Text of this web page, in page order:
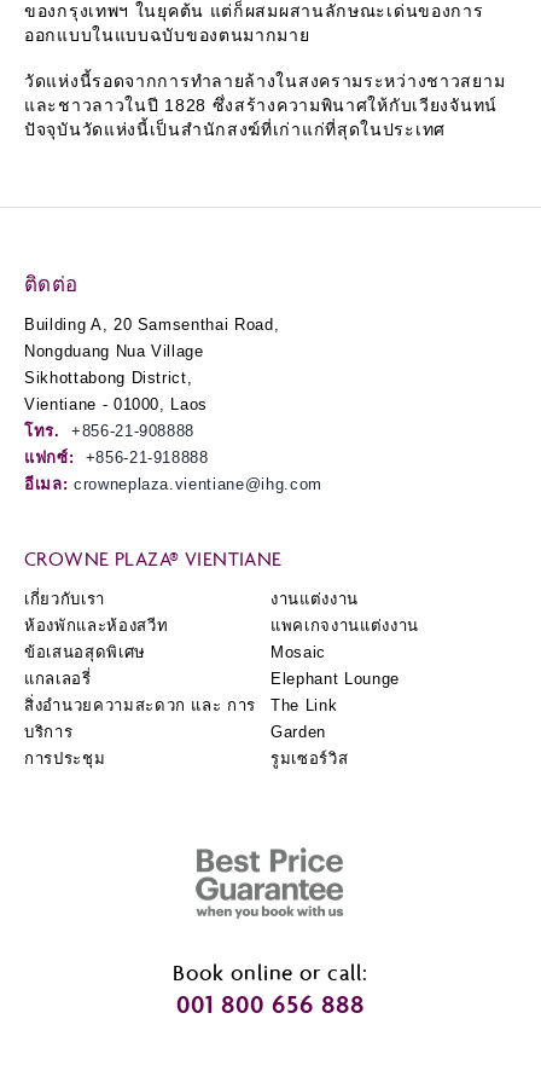
ของกรุงเทพฯ ในยุคต้น แต่ก็ผสมผสานลักษณะเด่นของการ
ออกแบบในแบบฉบับของตนมากมาย
วัดแห่งนี้รอดจากการทำลายล้างในสงครามระหว่างชาวสยาม
และชาวลาวในปี 1828 ซึ่งสร้างความพินาศให้กับเวียงจันทน์
ปัจจุบันวัดแห่งนี้เป็นสำนักสงฆ์ที่เก่าแก่ที่สุดในประเทศ
ติดต่อ
Building A, 20 Samsenthai Road,
Nongduang Nua Village
Sikhottabong District,
Vientiane - 01000, Laos
โทร.
+856-21-908888
แฟกซ์:
+856-21-918888
อีเมล: crowneplaza.vientiane@ihg.com
CROWNE PLAZA® VIENTIANE
เกี่ยวกับเรา
ห้องพักและห้องสวีท
ข้อเสนอสุดพิเศษ
แกลเลอรี่
สิ่งอำนวยความสะดวก และ การ
บริการ
การประชุม
งานแต่งงาน
แพคเกจงานแต่งงาน
Mosaic
Elephant Lounge
The Link
Garden
รูมเซอร์วิส
Book online or call:
001 800 656 888